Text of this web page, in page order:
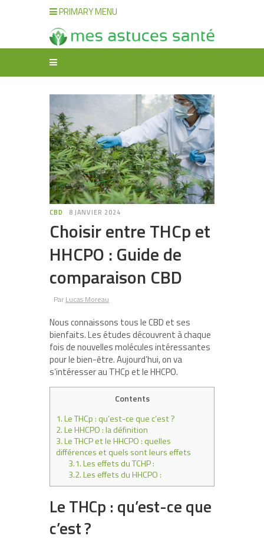
PRIMARY MENU
CBD 8 JANVIER 2024
Choisir entre THCp et
HHCPO : Guide de
comparaison CBD
Par Lucas Moreau
Nous connaissons tous le CBD et ses
bienfaits. Les études découvrent à chaque
fois de nouvelles molécules intéressantes
pour le bien-être. Aujourd’hui, on va
s’intéresser au THCp et le HHCPO.
Contents
1.Le THCp : qu’est-ce que c’est ?
2.Le HHCPO : la définition
3.Le THCP et le HHCPO : quelles
différences et quels sont leurs effets
3.1.Les effets du TCHP :
3.2.Les effets du HHCPO :
Le THCp : qu’est-ce que
c’est ?